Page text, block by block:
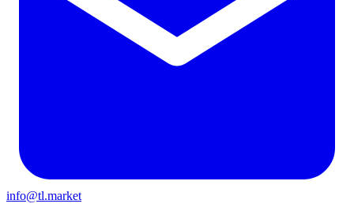
info@tl.market